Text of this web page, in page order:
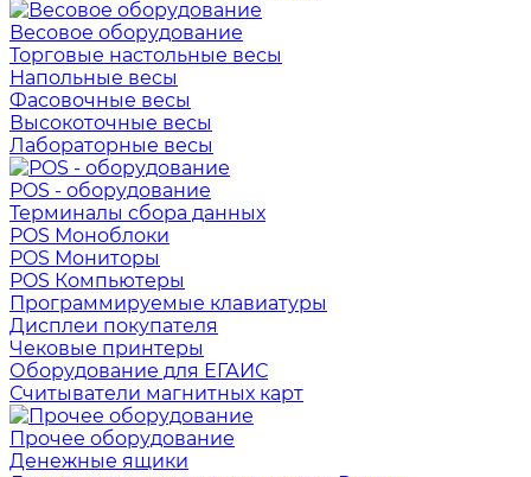
Весовое оборудование
Торговые настольные весы
Напольные весы
Фасовочные весы
Высокоточные весы
Лабораторные весы
POS - оборудование
Терминалы сбора данных
POS Моноблоки
POS Мониторы
POS Компьютеры
Программируемые клавиатуры
Дисплеи покупателя
Чековые принтеры
Оборудование для ЕГАИС
Считыватели магнитных карт
Прочее оборудование
Денежные ящики